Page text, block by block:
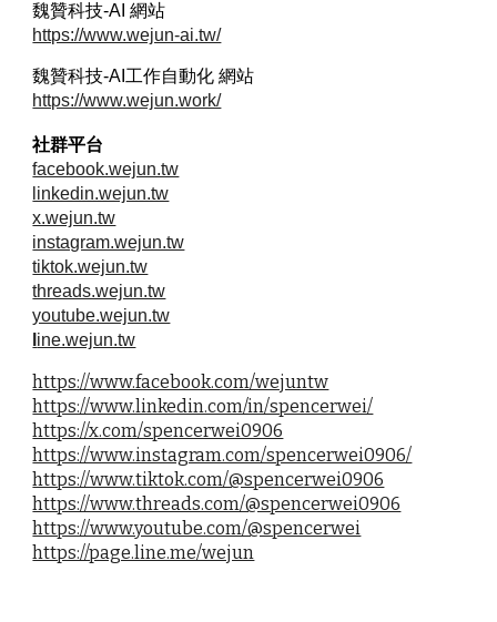
魏贊科技-AI 網站
https://www.wejun-ai.tw/
魏贊科技-AI工作自動化 網站
https://www.wejun.work/
社群平台
facebook.wejun.tw
linkedin.wejun.tw
x.wejun.tw
instagram.wejun.tw
tiktok.wejun.tw
threads.wejun.tw
youtube.wejun.tw
ine.wejun.tw
https://www.facebook.com/wejuntw
https://www.linkedin.com/in/spencerwei/
https://x.com/spencerwei0906
https://www.instagram.com/spencerwei0906/
https://www.tiktok.com/@spencerwei0906
https://www.threads.com/@spencerwei0906
https://www.youtube.com/@spencerwei
https://page.line.me/wejun